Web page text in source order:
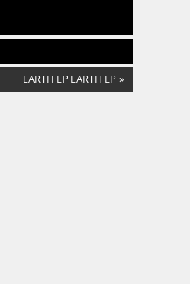
EARTH EP EARTH EP »